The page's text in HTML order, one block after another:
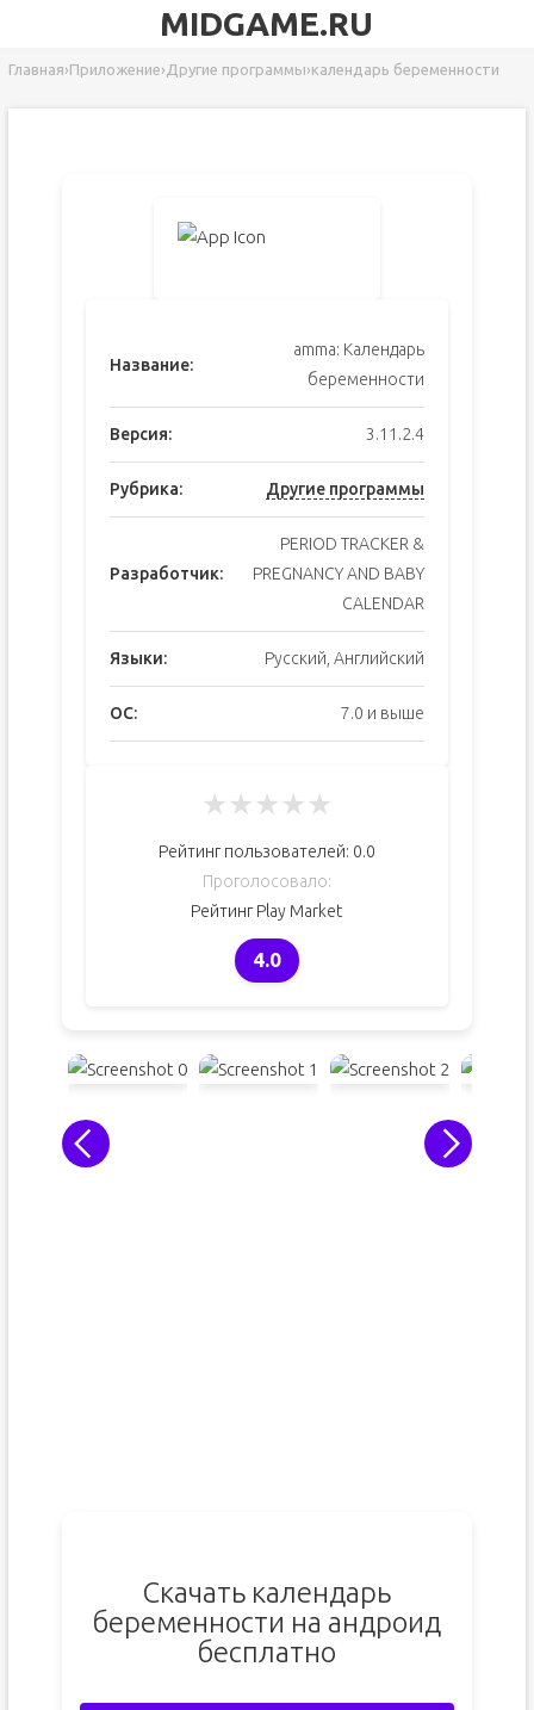
MIDGAME.RU
Главная›Приложение› Другие программы›календарь беременности
Название:
amma: Календарь
беременности
Версия: 3.11.2.4
Рубрика: Другие программы
Разработчик:
PERIOD TRACKER &
PREGNANCY AND BABY
CALENDAR
Языки: Русский, Английский
ОС: 7.0 и выше
★★★★★
Рейтинг пользователей: 0.0
Проголосовало:
Рейтинг Play Market
4.0
Скачать календарь
беременности на андроид
бесплатно